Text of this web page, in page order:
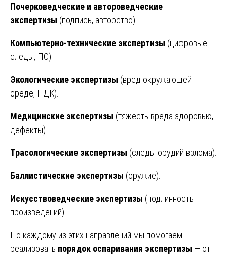
Почерковедческие и автороведческие
экспертизы (подпись, авторство).
Компьютерно-технические экспертизы (цифровые
следы, ПО).
Экологические экспертизы (вред окружающей
среде, ПДК).
Медицинские экспертизы (тяжесть вреда здоровью,
дефекты).
Трасологические экспертизы (следы орудий взлома).
Баллистические экспертизы (оружие).
Искусствоведческие экспертизы (подлинность
произведений).
По каждому из этих направлений мы помогаем
реализовать порядок оспаривания экспертизы — от